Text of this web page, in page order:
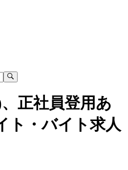
正社員登用あ
ト・バイト求人